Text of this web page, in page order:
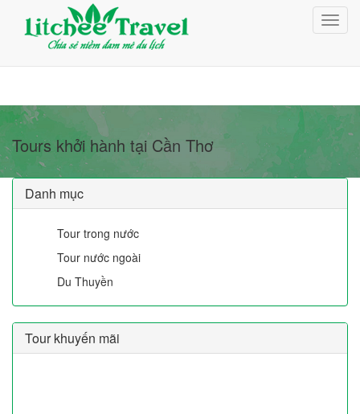
Giỏ Hàng (0)
Đăng nhập
Đăng ký
Tours khởi hành tại Cần Thơ
Danh mục
Tour trong nước
Tour nước ngoài
Du Thuyền
Tour khuyến mãi